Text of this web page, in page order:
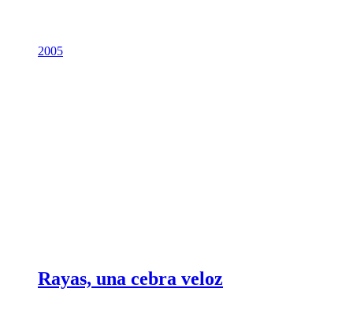
2005
Rayas, una cebra veloz